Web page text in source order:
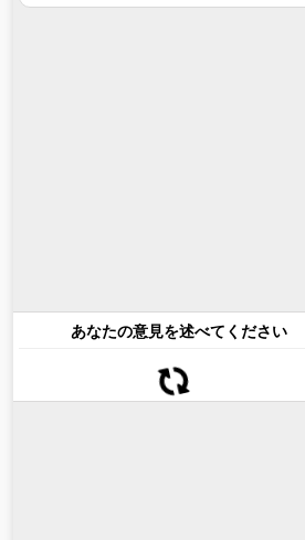
あなたの意見を述べてください